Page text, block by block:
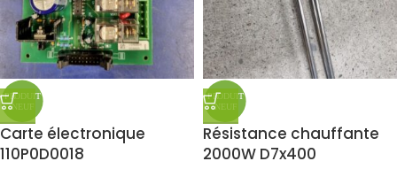
Carte électronique
110P0D0018
Résistance chauffante
2000W D7x400